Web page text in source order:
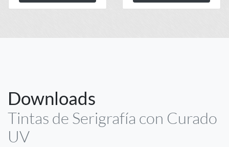
Downloads
Tintas de Serigrafía con Curado
UV